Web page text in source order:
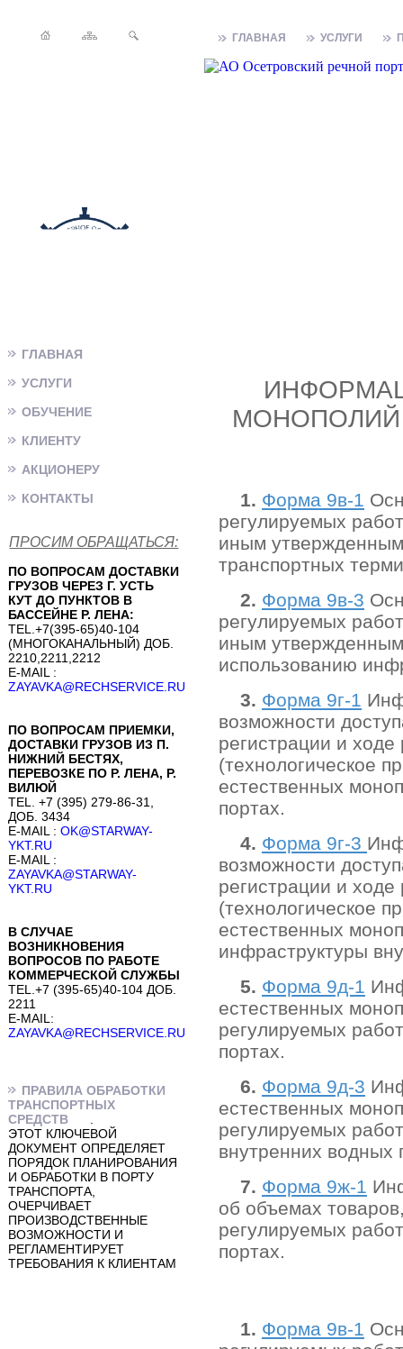
МОНОПОЛИЙ
1. Форма 9в-1
регулируемых
иным утвержденным
транспортных
2. Форма 9в-3
регулируемых
иным утвержденным
использованию
3. Форма 9г-1
возможности
регистрации и
(технологическое
естественных
портах.
4. Форма 9г-3
возможности
регистрации и
(технологическое
естественных
инфраструктуры
5. Форма 9д-1
естественных
регулируемых
портах.
6. Форма 9д-3
естественных
регулируемых
внутренних водных
7. Форма 9ж-1
об объемах
регулируемых
портах.
1. Форма 9в-1
ГЛАВНАЯ
УСЛУГИ
ОБУЧЕНИЕ
КЛИЕНТУ
АКЦИОНЕРУ
КОНТАКТЫ
ПРОСИМ ОБРАЩАТЬСЯ:
ПО ВОПРОСАМ ДОСТАВКИ
ГРУЗОВ ЧЕРЕЗ Г. УСТЬ
КУТ ДО ПУНКТОВ В
БАССЕЙНЕ Р. ЛЕНА:
TEL.+7(395-65)40-104
(МНОГОКАНАЛЬНЫЙ) ДОБ.
2210,2211,2212
E-MAIL :
ZAYAVKA@RECHSERVICE.RU
ПО ВОПРОСАМ ПРИЕМКИ,
ДОСТАВКИ ГРУЗОВ ИЗ П.
НИЖНИЙ БЕСТЯХ,
ПЕРЕВОЗКЕ ПО Р. ЛЕНА, Р.
ВИЛЮЙ
TEL. +7 (395) 279-86-31,
ДОБ. 3434
E-MAIL : OK@STARWAY-
YKT.RU
E-MAIL :
ZAYAVKA@STARWAY-
YKT.RU
В СЛУЧАЕ
ВОЗНИКНОВЕНИЯ
ВОПРОСОВ ПО РАБОТЕ
КОММЕРЧЕСКОЙ СЛУЖБЫ
TEL.+7 (395-65)40-104 ДОБ.
2211
E-MAIL:
ZAYAVKA@RECHSERVICE.RU
ПРАВИЛА ОБРАБОТКИ
ТРАНСПОРТНЫХ
СРЕДСТВ
ЭТОТ КЛЮЧЕВОЙ
ДОКУМЕНТ ОПРЕДЕЛЯЕТ
ПОРЯДОК ПЛАНИРОВАНИЯ
И ОБРАБОТКИ В ПОРТУ
ТРАНСПОРТА,
ОЧЕРЧИВАЕТ
ПРОИЗВОДСТВЕННЫЕ
ВОЗМОЖНОСТИ И
РЕГЛАМЕНТИРУЕТ
ТРЕБОВАНИЯ К КЛИЕНТАМ
ГЛАВНАЯ УСЛУГИ